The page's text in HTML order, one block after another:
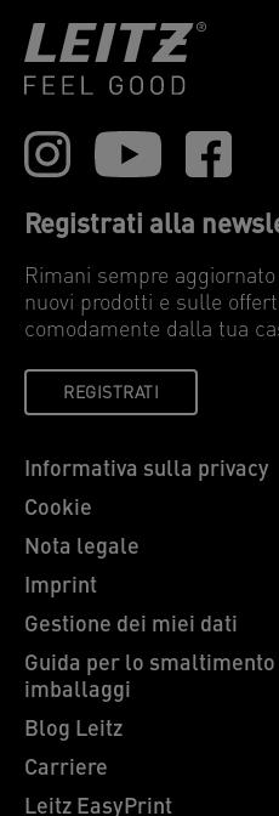
ACTIVE STYLE
Registrati alla
Rimani sempre
nuovi prodotti e sulle
comodamente dalla tua
REGISTRATI
Informativa sulla privacy
Cookie
Nota legale
Imprint
Gestione dei miei dati
Guida per lo
imballaggi
Blog Leitz
Carriere
Leitz EasyPrint